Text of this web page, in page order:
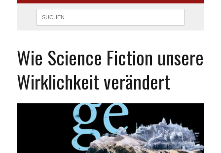
Wie Science Fiction unsere
Wirklichkeit verändert